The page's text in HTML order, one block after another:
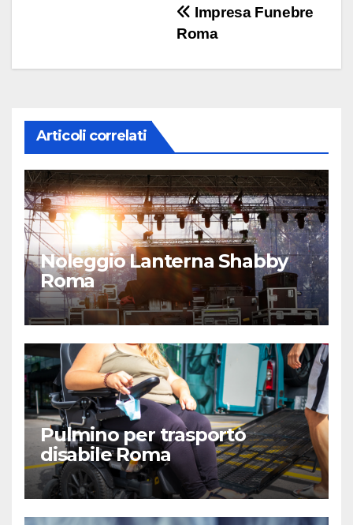
Navigazione
Impresa Funebre
Roma
Articoli correlati
Noleggio Lanterna Shabby
Roma
Pulmino per trasporto
disabile Roma